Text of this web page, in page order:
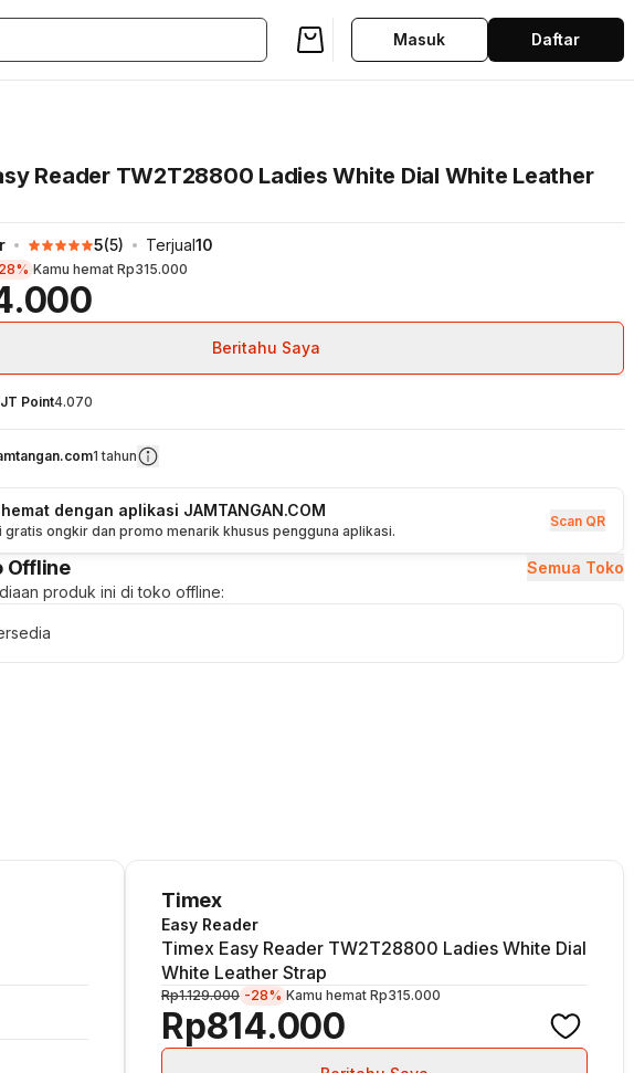
Masuk Daftar
Reader TW2T28800 Ladies White Dial White Leather
5(5) Terjual10
Kamu hemat Rp315.000
Beritahu Saya
Point4.070
1 tahun
dengan aplikasi JAMTANGAN.COM
gratis ongkir dan promo menarik khusus pengguna aplikasi.
Scan QR
Offline
Semua Toko
produk ini di toko offline:
Timex
Easy Reader
Timex Easy Reader TW2T28800 Ladies White Dial
White Leather Strap
Rp814.000
Rp1.129.000 -28% Kamu hemat Rp315.000